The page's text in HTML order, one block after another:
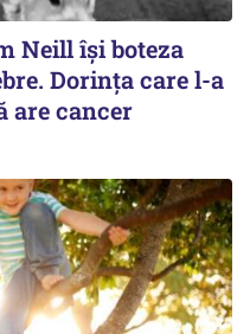
Neill își boteza
Dorința care l-a
are cancer